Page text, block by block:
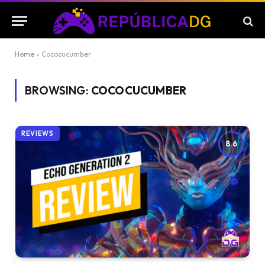
Home » Cococucumber
BROWSING: COCOCUCUMBER
8.6
REVIEWS